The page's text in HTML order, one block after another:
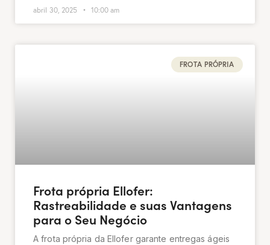
abril 30, 2025 10:00 am
FROTA PRÓPRIA
Frota própria Ellofer:
Rastreabilidade e suas Vantagens
para o Seu Negócio
A frota própria da Ellofer garante entregas ágeis